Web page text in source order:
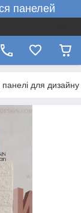
панелей
для дизайну